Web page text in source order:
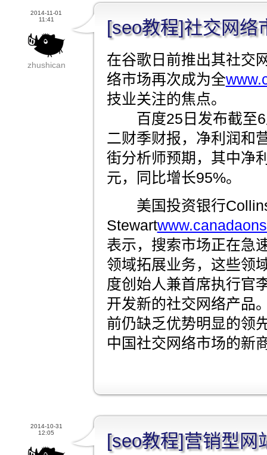
2014-11-01
11:41
zhushican
[seo教程]社交网络
在谷歌日前推出其社交
络市场再次成为全
技业关注的焦点。
百度25日发布截至6
二财季财报，净利润和
街分析师预期，其中净
元，同比增长95%。
美国投资银行
Stewart
表示，搜索市场正在急
领域拓展业务，这些领
度创始人兼首席执行官
开发新的社交网络产品
前仍缺乏优势明显的领
中国社交网络市场的新
2014-10-31
12:05
[seo教程]营销型网